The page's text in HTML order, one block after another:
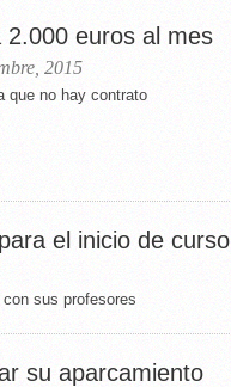
euros al mes
2015
que no hay contrato
el inicio de curso
sus profesores
su aparcamiento